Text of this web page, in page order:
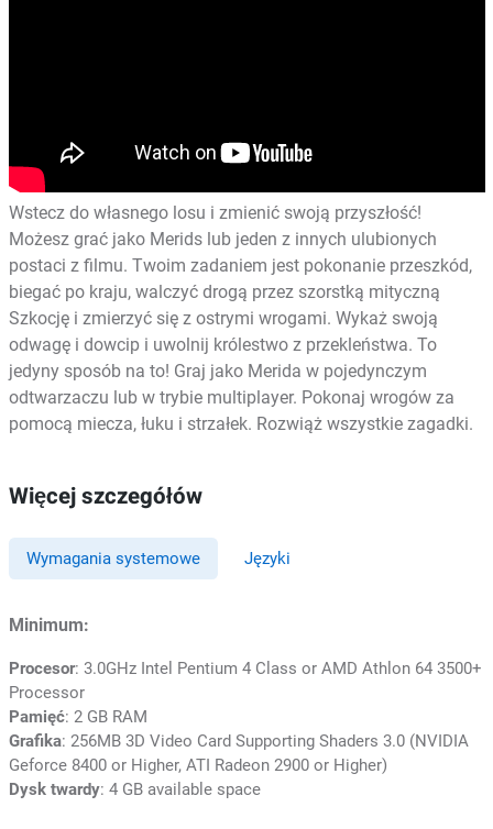
Wstecz do własnego losu i zmienić swoją przyszłość!
Możesz grać jako Merids lub jeden z innych ulubionych
postaci z filmu. Twoim zadaniem jest pokonanie przeszkód,
biegać po kraju, walczyć drogą przez szorstką mityczną
Szkocję i zmierzyć się z ostrymi wrogami. Wykaż swoją
odwagę i dowcip i uwolnij królestwo z przekleństwa. To
jedyny sposób na to! Graj jako Merida w pojedynczym
odtwarzaczu lub w trybie multiplayer. Pokonaj wrogów za
pomocą miecza, łuku i strzałek. Rozwiąż wszystkie zagadki.
Więcej szczegółów
Wymagania systemowe Języki
Minimum:
Procesor: 3.0GHz Intel Pentium 4 Class or AMD Athlon 64 3500+
Processor
Pamięć: 2 GB RAM
Grafika: 256MB 3D Video Card Supporting Shaders 3.0 (NVIDIA
Geforce 8400 or Higher, ATI Radeon 2900 or Higher)
Dysk twardy: 4 GB available space